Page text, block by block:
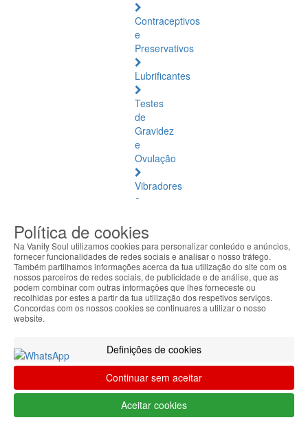
Contraceptivos
e
Preservativos
Lubrificantes
Testes
de
Gravidez
e
Ovulação
Vibradores
e
Saúde
Natural
Saúde
Natural
Ver
Âmbar
Báltico
Articulações
e
Músculos
Política de cookies
Na Vanity Soul utilizamos cookies para personalizar conteúdo e anúncios,
fornecer funcionalidades de redes sociais e analisar o nosso tráfego.
Também partilhamos informações acerca da tua utilização do site com os
nossos parceiros de redes sociais, de publicidade e de análise, que as
podem combinar com outras informações que lhes forneceste ou
recolhidas por estes a partir da tua utilização dos respetivos serviços.
Concordas com os nossos cookies se continuares a utilizar o nosso
website.
Definições de cookies
Continuar sem aceitar
Aceitar cookies